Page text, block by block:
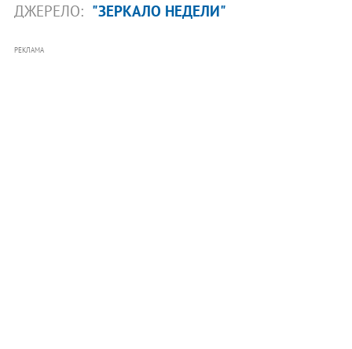
ДЖЕРЕЛО: "ЗЕРКАЛО НЕДЕЛИ"
РЕКЛАМА